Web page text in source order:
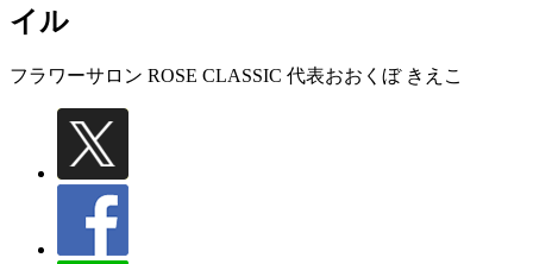
イル
フラワーサロン ROSE CLASSIC 代表おおくぼ きえこ